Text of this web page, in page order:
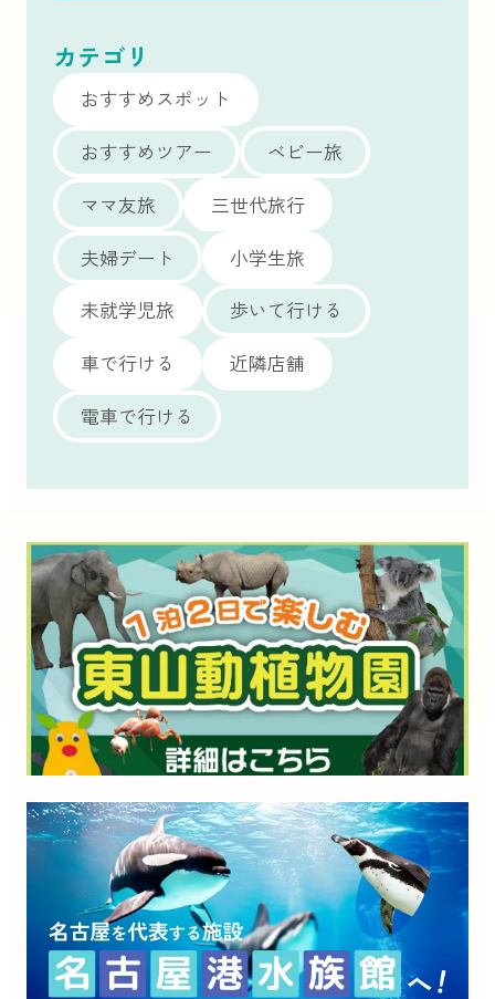
カテゴリ
おすすめスポット
おすすめツアー
ベビー旅
ママ友旅
三世代旅行
夫婦デート
小学生旅
未就学児旅
歩いて行ける
車で行ける
近隣店舗
電車で行ける